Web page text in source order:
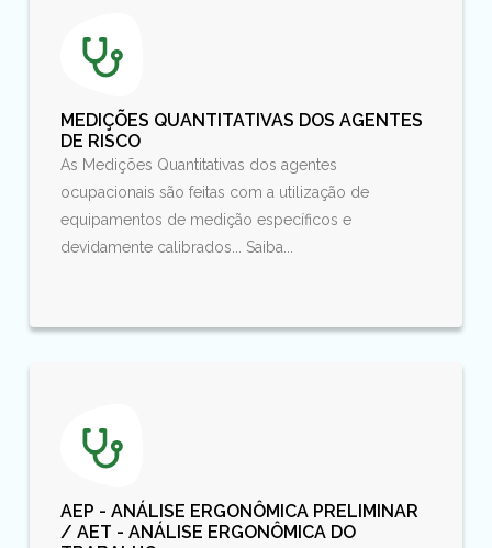
MEDIÇÕES QUANTITATIVAS DOS AGENTES
DE RISCO
As Medições Quantitativas dos agentes
ocupacionais são feitas com a utilização de
equipamentos de medição específicos e
devidamente calibrados... Saiba...
AEP - ANÁLISE ERGONÔMICA PRELIMINAR
/ AET - ANÁLISE ERGONÔMICA DO